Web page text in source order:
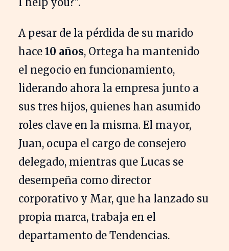
A pesar de la pérdida de su marido
hace 10 años, Ortega ha mantenido
el negocio en funcionamiento,
liderando ahora la empresa junto a
sus tres hijos, quienes han asumido
roles clave en la misma. El mayor,
Juan, ocupa el cargo de consejero
delegado, mientras que Lucas se
desempeña como director
corporativo y Mar, que ha lanzado su
propia marca, trabaja en el
departamento de Tendencias.